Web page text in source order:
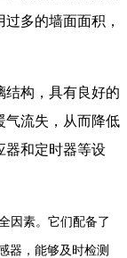
多的墙面面积，
结构，具有良好的
气流失，从而降低
器和定时器等设
因素。它们配备了
器，能够及时检测